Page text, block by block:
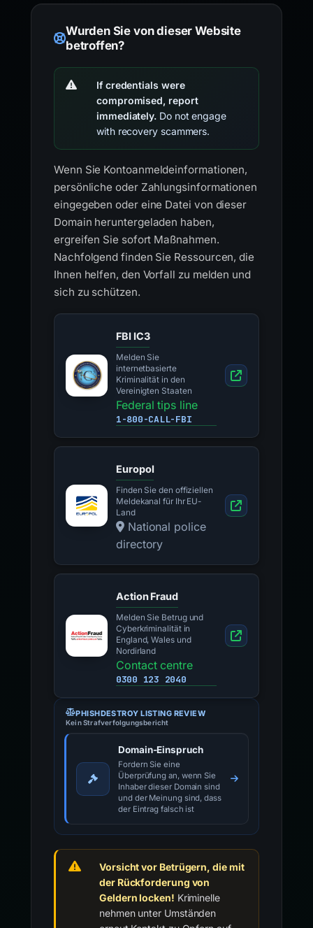
Wurden Sie von dieser Website
betroffen?
If credentials were
compromised, report
immediately. Do not engage
with recovery scammers.
Wenn Sie Kontoanmeldeinformationen,
persönliche oder Zahlungsinformationen
eingegeben oder eine Datei von dieser
Domain heruntergeladen haben,
ergreifen Sie sofort Maßnahmen.
Nachfolgend finden Sie Ressourcen, die
Ihnen helfen, den Vorfall zu melden und
sich zu schützen.
FBI IC3
Melden Sie
internetbasierte
Kriminalität in den
Vereinigten Staaten
Federal tips line
1-800-CALL-FBI
Europol
Finden Sie den offiziellen
Meldekanal für Ihr EU-
Land
National police
directory
Action Fraud
Melden Sie Betrug und
Cyberkriminalität in
England, Wales und
Nordirland
Contact centre
0300 123 2040
PHISHDESTROY LISTING REVIEW
Kein Strafverfolgungsbericht
Domain-Einspruch
Fordern Sie eine
Überprüfung an, wenn Sie
Inhaber dieser Domain sind
und der Meinung sind, dass
der Eintrag falsch ist
Vorsicht vor Betrügern, die mit
der Rückforderung von
Geldern locken! Kriminelle
nehmen unter Umständen